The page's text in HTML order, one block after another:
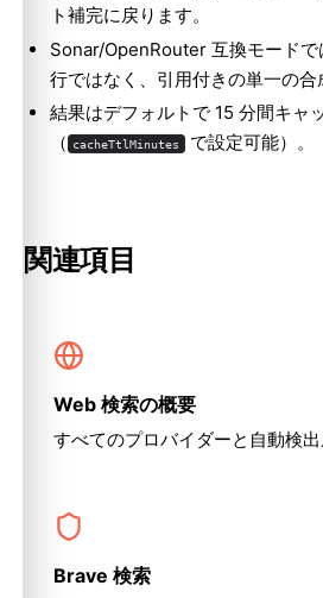
ト補完に戻ります。
Sonar/OpenRouter 互換モード
行ではなく、引用付きの単一の合
結果はデフォルトで 15 分間キャ
（ cacheTtlMinutes で設定可能）。
関連項目
Web 検索の概要
すべてのプロバイダーと自動検出
Brave 検索